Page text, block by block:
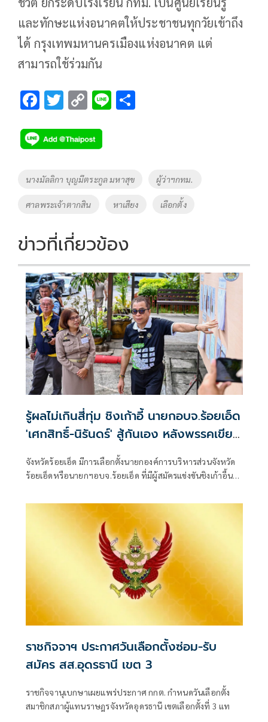
และทักษะแห่งอนาคตให้ประชาชนทุกวัยเข้าถึง
ได้ กรุงเทพมหานครเมืองแห่งอนาคต แต่
สามารถใช้ร่วมกัน
F
e
b
o
k
T
tt
er
C
p
y
Li
k
Li
Tags
นางมัลลิกา บุญมีตระกูล มหาสุข ผู้ว่าฯกทม.
ศาลพระเจ้าตากสิน หาเสียง เลือกตั้ง
ข่าวที่เกี่ยวข้อง
รู้ผลไม่เกินสี่ทุ่ม ชิงเก้าอี้ นายกอบจ.ร้อยเอ็ด
'เศกสิทธิ์-นิรันดร์' สู้กันเอง หลังพรรคเขียว
จังหวัดร้อยเอ็ด มีการเลือกตั้งนายกองค์การบริหารส่วนจังหวัด
ร้อยเอ็ดหรือนายกฯอบจ.ร้อยเอ็ด ที่มีผู้สมัครแข่งขันชิงเก้าอี้นา
ราชกิจจาฯ ประกาศวันเลือกตั้งซ่อม-รับ
สมัคร สส.อุดรธานี เขต 3
ราชกิจจานุเบกษาเผยแพร่ประกาศ กกต. กำหนดวันเลือกตั้ง
สมาชิกสภาผู้แทนราษฎรจังหวัดอุดรธานี เขตเลือกตั้งที่ 3 แท